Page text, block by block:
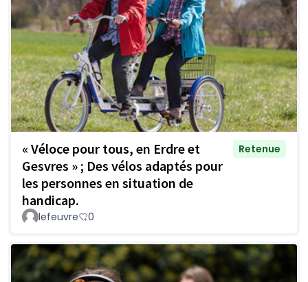
« Véloce pour tous, en Erdre et
Gesvres » ; Des vélos adaptés pour
les personnes en situation de
handicap.
Retenue
lefeuvre 0